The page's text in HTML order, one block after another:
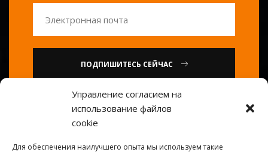
Управление согласием на
использование файлов
cookie
Для обеспечения наилучшего опыта мы используем такие
ПОДПИШИТЕСЬ СЕЙЧАС
или